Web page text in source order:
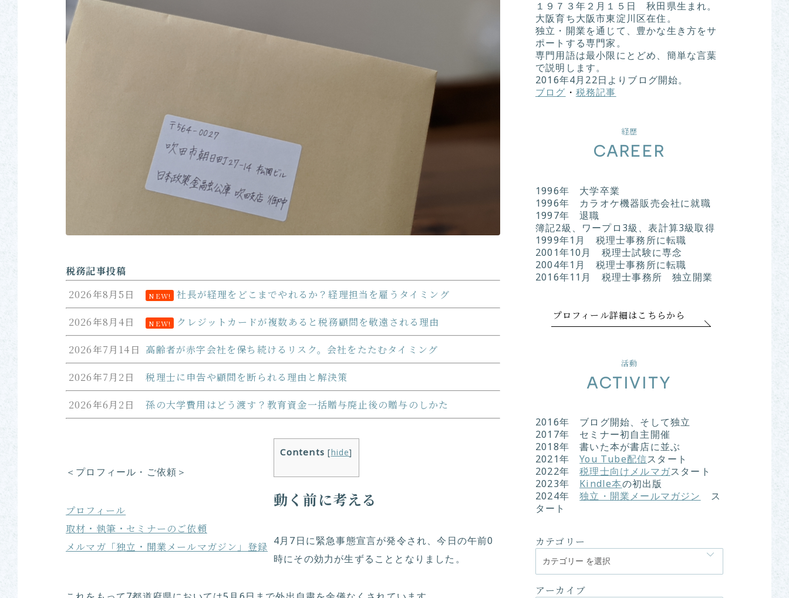
税務記事投稿
2026年8月5日
NEW! 社長が経理をどこまでやれるか？経理担当を雇うタイミング
2026年8月4日 NEW! クレジットカードが複数あると税務顧問を敬遠される理由
2026年7月14日 高齢者が赤字会社を保ち続けるリスク。会社をたたむタイミング
2026年7月2日 税理士に申告や顧問を断られる理由と解決策
2026年6月2日 孫の大学費用はどう渡す？教育資金一括贈与廃止後の贈与のしかた
＜プロフィール・ご依頼＞
プロフィール
取材・執筆・セミナーのご依頼
メルマガ「独立・開業メールマガジン」登録
Contents [hide]
動く前に考える
4月7日に緊急事態宣言が発令され、今日の午前0
時にその効力が生ずることとなりました。
１９７３年２月１５日 秋田県生まれ。
大阪育ち大阪市東淀川区在住。
独立・開業を通じて、豊かな生き方をサ
ポートする専門家。
専門用語は最小限にとどめ、簡単な言葉
で説明します。
2016年4月22日よりブログ開始。
ブログ ・ 税務記事
経歴
CAREER
1996年 大学卒業
1996年 カラオケ機器販売会社に就職
1997年 退職
簿記2級、ワープロ3級、表計算3級取得
1999年1月 税理士事務所に転職
2001年10月 税理士試験に専念
2004年1月 税理士事務所に転職
2016年11月 税理士事務所 独立開業
プロフィール詳細はこちらから
活動
ACTIVITY
2016年 ブログ開始、そして独立
2017年 セミナー初自主開催
2018年 書いた本が書店に並ぶ
2021年You Tube配信スタート
2022年税理士向けメルマガスタート
2023年 Kindle本の初出版
2024年独立・開業メールマガジン
ス
タート
カテゴリー
アーカイブ